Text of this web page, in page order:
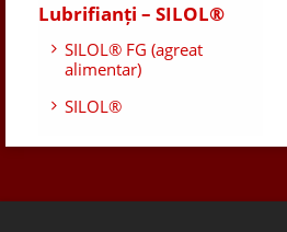
Lubrifianți – SILOL®
SILOL® FG (agreat
alimentar)
SILOL®